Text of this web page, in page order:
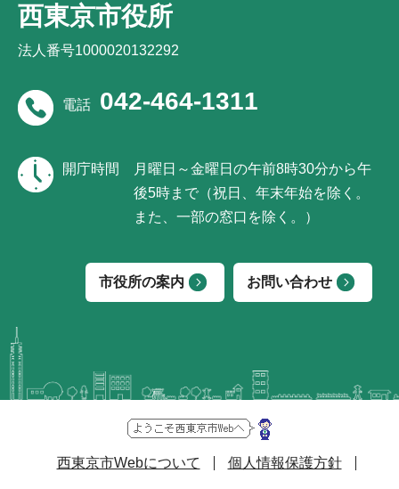
西東京市役所
法人番号1000020132292
電話 042-464-1311
開庁時間
月曜日～金曜日の午前8時30分から午
後5時まで（祝日、年末年始を除く。
また、一部の窓口を除く。）
市役所の案内 お問い合わせ
西東京市Webについて 個人情報保護方針